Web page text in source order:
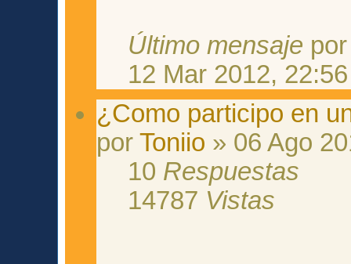
Último mensaje
12 Mar 2012, 22:56
¿Como participo en
porToniio » 06 Ago
10 Respuestas
14787 Vistas